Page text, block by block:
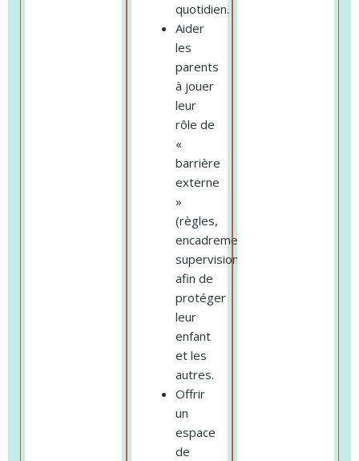
quotidien.
Aider
les
parents
à jouer
leur
rôle de
«
barrière
externe
»
(règles,
encadrement,
supervision)
afin de
protéger
leur
enfant
et les
autres.
Offrir
un
espace
de